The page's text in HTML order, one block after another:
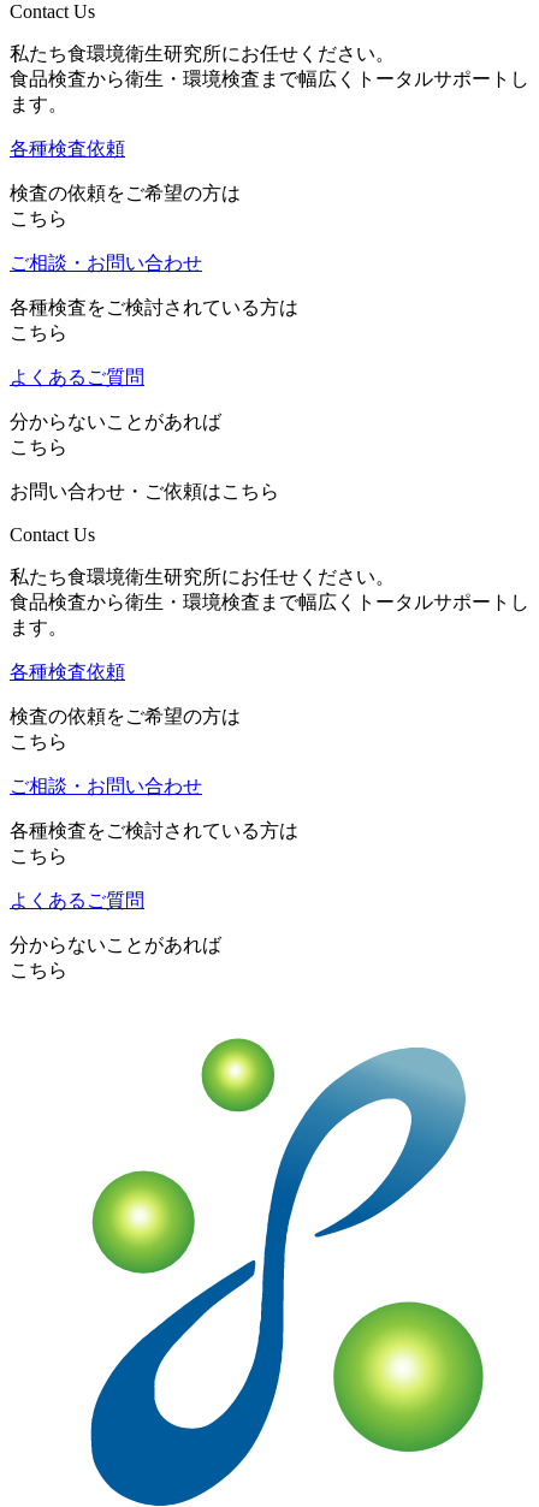
Contact Us
私たち食環境衛生研究所にお任せください。
食品検査から衛生・環境検査まで幅広くトータルサポートし
ます。
各種検査依頼
検査の依頼をご希望の方は
こちら
ご相談・お問い合わせ
各種検査をご検討されている方は
こちら
よくあるご質問
分からないことがあれば
こちら
お問い合わせ・ご依頼はこちら
Contact Us
私たち食環境衛生研究所にお任せください。
食品検査から衛生・環境検査まで幅広くトータルサポートし
ます。
各種検査依頼
検査の依頼をご希望の方は
こちら
ご相談・お問い合わせ
各種検査をご検討されている方は
こちら
よくあるご質問
分からないことがあれば
こちら